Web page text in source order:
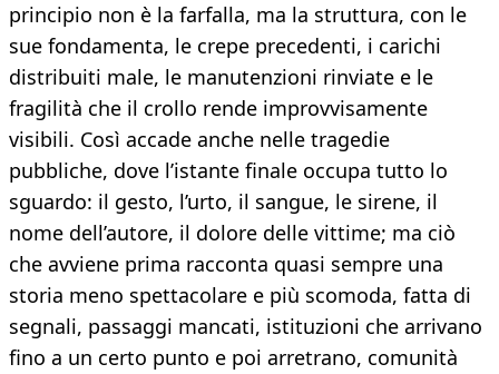
principio non è la farfalla, ma la struttura, con le
sue fondamenta, le crepe precedenti, i carichi
distribuiti male, le manutenzioni rinviate e le
fragilità che il crollo rende improvvisamente
visibili. Così accade anche nelle tragedie
pubbliche, dove l’istante finale occupa tutto lo
sguardo: il gesto, l’urto, il sangue, le sirene, il
nome dell’autore, il dolore delle vittime; ma ciò
che avviene prima racconta quasi sempre una
storia meno spettacolare e più scomoda, fatta di
segnali, passaggi mancati, istituzioni che arrivano
fino a un certo punto e poi arretrano, comunità